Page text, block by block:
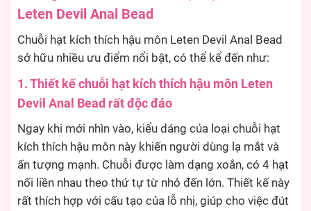
Leten Devil Anal Bead
Chuỗi hạt kích thích hậu môn Leten Devil Anal Bead
sở hữu nhiều ưu điểm nổi bật, có thể kể đến như:
1. Thiết kế chuỗi hạt kích thích hậu môn Leten
Devil Anal Bead rất độc đáo
Ngay khi mới nhìn vào, kiểu dáng của loại chuỗi hạt
kích thích hậu môn này khiến người dùng lạ mắt và
ấn tượng mạnh. Chuỗi được làm dạng xoắn, có 4 hạt
nối liền nhau theo thứ tự từ nhỏ đến lớn. Thiết kế này
rất thích hợp với cấu tạo của lỗ nhị, giúp cho việc đút